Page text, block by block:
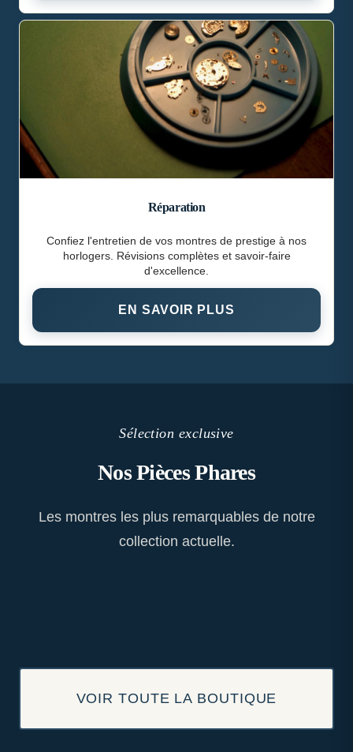
Réparation
Confiez l'entretien de vos montres de prestige à nos
horlogers. Révisions complètes et savoir-faire
d'excellence.
EN SAVOIR PLUS
Sélection exclusive
Nos Pièces Phares
Les montres les plus remarquables de notre
collection actuelle.
VOIR TOUTE LA BOUTIQUE